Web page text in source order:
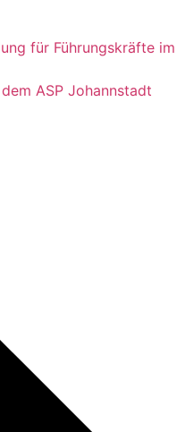
für Führungskräfte im
ASP Johannstadt